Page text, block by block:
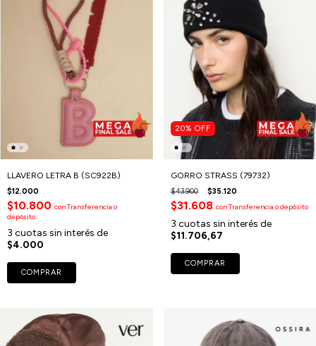
LLAVERO LETRA B (SC922B)
$12.000
$10.800 conTransferencia o
depósito
3 cuotas sin interés de
$4.000
COMPRAR
20% OFF
GORRO STRASS (79732)
$43.900 $35.120
$31.608 conTransferencia o depósito
3 cuotas sin interés de
$11.706,67
COMPRAR